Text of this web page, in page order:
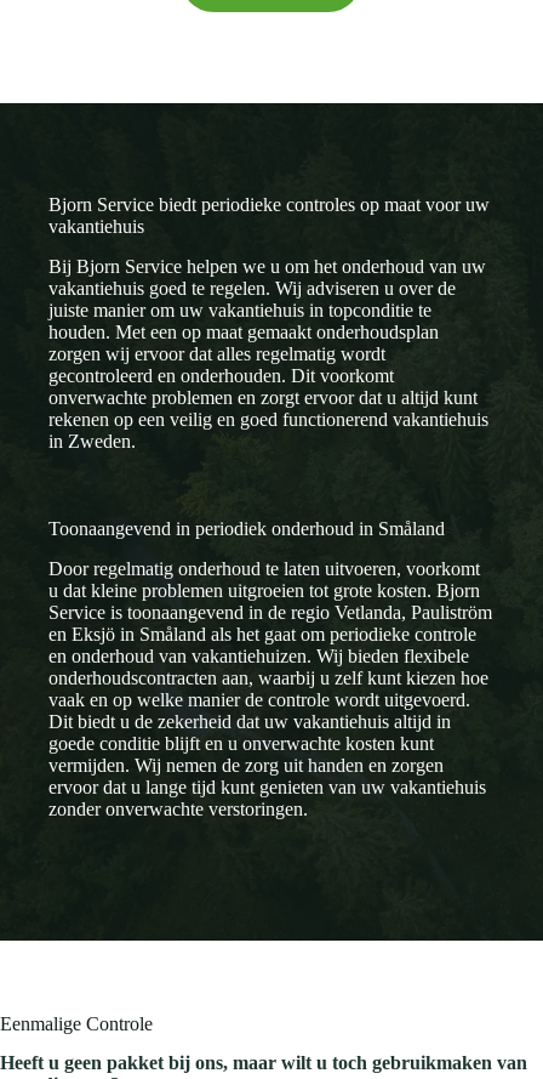
Bjorn Service biedt periodieke controles op maat voor uw
vakantiehuis
Bij Bjorn Service helpen we u om het onderhoud van uw
vakantiehuis goed te regelen. Wij adviseren u over de
juiste manier om uw vakantiehuis in topconditie te
houden. Met een op maat gemaakt onderhoudsplan
zorgen wij ervoor dat alles regelmatig wordt
gecontroleerd en onderhouden. Dit voorkomt
onverwachte problemen en zorgt ervoor dat u altijd kunt
rekenen op een veilig en goed functionerend vakantiehuis
in Zweden.
Toonaangevend in periodiek onderhoud in Småland
Door regelmatig onderhoud te laten uitvoeren, voorkomt
u dat kleine problemen uitgroeien tot grote kosten. Bjorn
Service is toonaangevend in de regio Vetlanda, Pauliström
en Eksjö in Småland als het gaat om periodieke controle
en onderhoud van vakantiehuizen. Wij bieden flexibele
onderhoudscontracten aan, waarbij u zelf kunt kiezen hoe
vaak en op welke manier de controle wordt uitgevoerd.
Dit biedt u de zekerheid dat uw vakantiehuis altijd in
goede conditie blijft en u onverwachte kosten kunt
vermijden. Wij nemen de zorg uit handen en zorgen
ervoor dat u lange tijd kunt genieten van uw vakantiehuis
zonder onverwachte verstoringen.
Eenmalige Controle
Heeft u geen pakket bij ons, maar wilt u toch gebruikmaken van